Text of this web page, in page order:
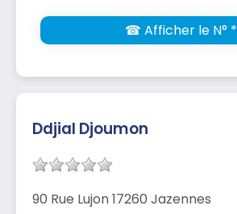
☎ Afficher le N° *
Ddjial Djoumon
90 Rue Lujon 17260 Jazennes